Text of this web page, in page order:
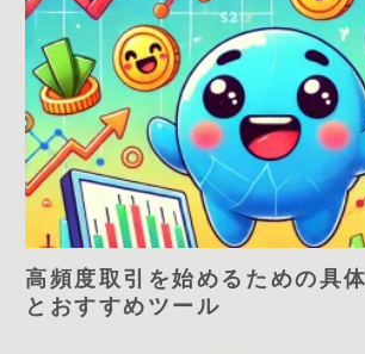
高頻度取引を始めるための具
とおすすめツール